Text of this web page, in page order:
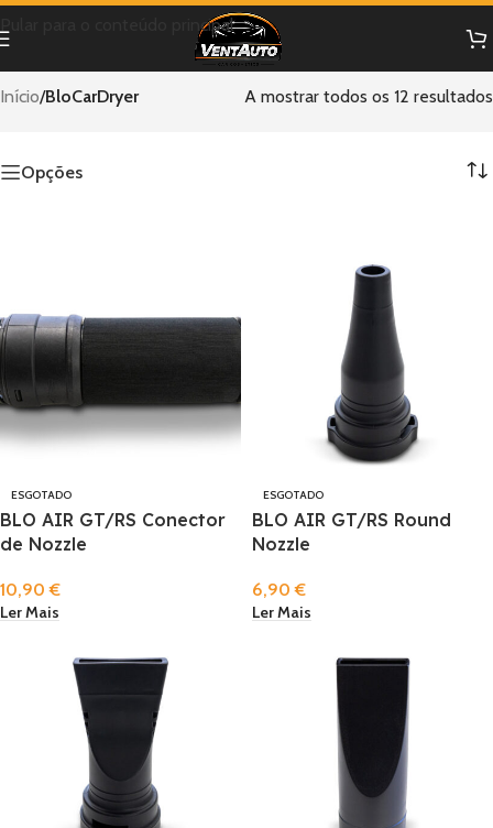
Pular para o conteúdo principal
Início/BloCarDryer A mostrar todos os 12 resultados
Opções
ESGOTADO
BLO AIR GT/RS Conector
de Nozzle
10,90€
Ler Mais
ESGOTADO
BLO AIR GT/RS Round
Nozzle
6,90€
Ler Mais